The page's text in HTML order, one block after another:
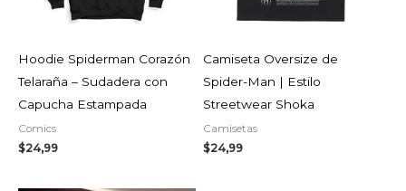
Hoodie Spiderman Corazón
Telaraña – Sudadera con
Capucha Estampada
Comics
$24,99
Camiseta Oversize de
Spider-Man | Estilo
Streetwear Shoka
Camisetas
$24,99